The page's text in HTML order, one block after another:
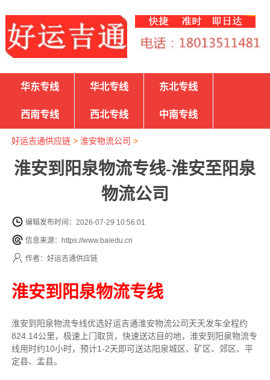
华东专线 华北专线 东北专线
西南专线 西北专线 中南专线
好运吉通供应链> 淮安物流公司 >
淮安到阳泉物流专线-淮安至阳泉
物流公司
编辑发布时间：2026-07-29 10:56:01
信息来源：https://www.baiedu.cn
作者：好运吉通供应链
淮安到阳泉物流专线
淮安到阳泉物流专线优选好运吉通淮安物流公司天天发车全程约
824.14公里， 极速上门取货，快速送达目的地，淮安到阳泉物流专
线用时约10小时，预计1-2天即可送达阳泉城区、矿区、郊区、平
定县、盂县。